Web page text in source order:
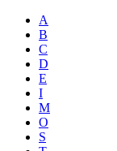
A
B
C
D
E
I
M
O
S